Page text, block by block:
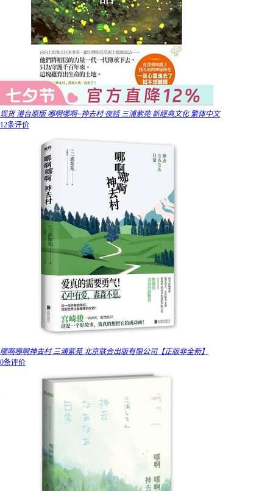
现货 港台原版 哪啊哪啊~神去村 夜話 三浦紫苑 新經典文化 繁体中文
12条评价
哪啊哪啊神去村 三浦紫苑 北京联合出版有限公司【正版非全新】
0条评价